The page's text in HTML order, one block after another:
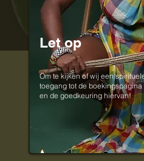
Let op
Om te kijken of wij een
toegang tot de
en de goedkeuring hiervan!